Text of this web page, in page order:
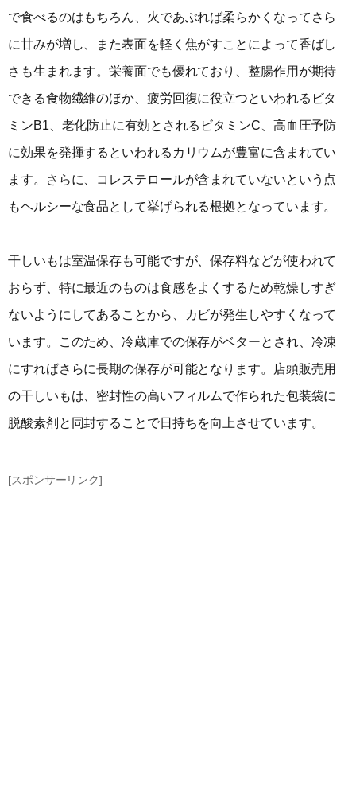
で食べるのはもちろん、火であぶれば柔らかくなってさら
に甘みが増し、また表面を軽く焦がすことによって香ばし
さも生まれます。栄養面でも優れており、整腸作用が期待
できる食物繊維のほか、疲労回復に役立つといわれるビタ
ミンB1、老化防止に有効とされるビタミンC、高血圧予防
に効果を発揮するといわれるカリウムが豊富に含まれてい
ます。さらに、コレステロールが含まれていないという点
もヘルシーな食品として挙げられる根拠となっています。
干しいもは室温保存も可能ですが、保存料などが使われて
おらず、特に最近のものは食感をよくするため乾燥しすぎ
ないようにしてあることから、カビが発生しやすくなって
います。このため、冷蔵庫での保存がベターとされ、冷凍
にすればさらに長期の保存が可能となります。店頭販売用
の干しいもは、密封性の高いフィルムで作られた包装袋に
脱酸素剤と同封することで日持ちを向上させています。
[スポンサーリンク]